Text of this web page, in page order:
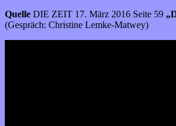
Quelle DIE ZEIT 17. März 2016 Seite 59
(Gespräch: Christine Lemke-Matwey)